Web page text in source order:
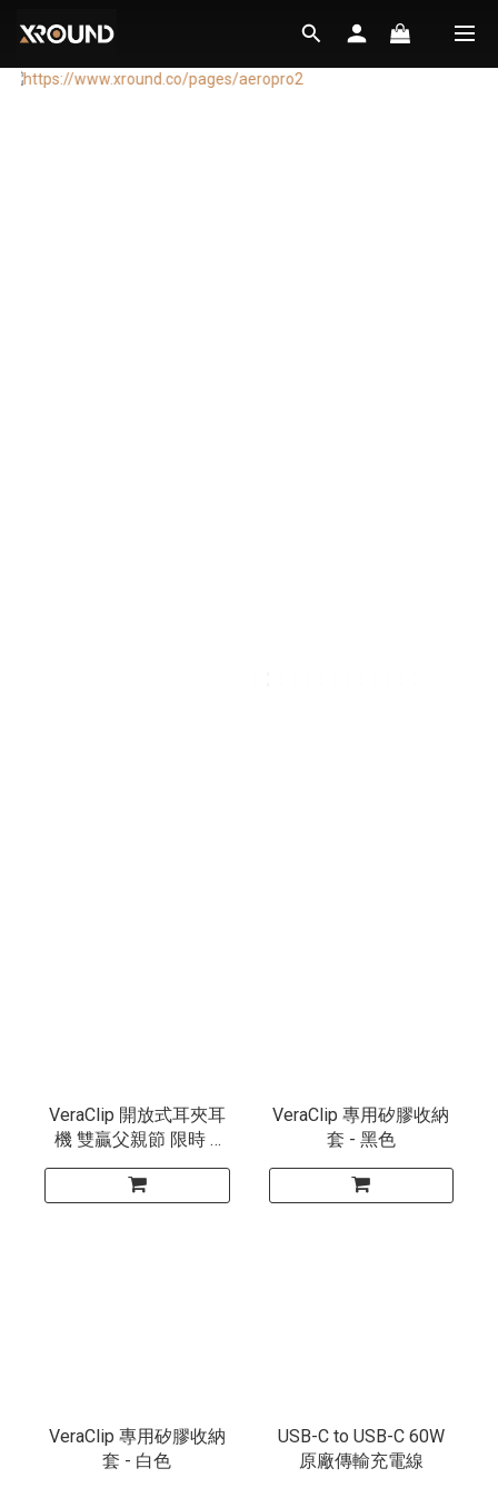
VeraClip 開放式耳夾耳
機 雙贏父親節 限時 6
折
VeraClip 專用矽膠收納
套 - 黑色
VeraClip 專用矽膠收納
套 - 白色
USB-C to USB-C 60W
原廠傳輸充電線